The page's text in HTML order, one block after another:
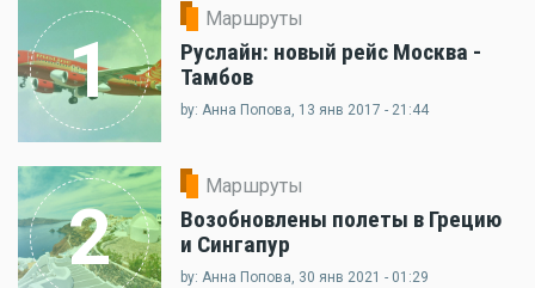
1
Маршруты
Руслайн: новый рейс Москва -
Тамбов
by: Анна Попова, 13 янв 2017 - 21:44
2
Маршруты
Возобновлены полеты в Грецию
и Сингапур
by: Анна Попова, 30 янв 2021 - 01:29